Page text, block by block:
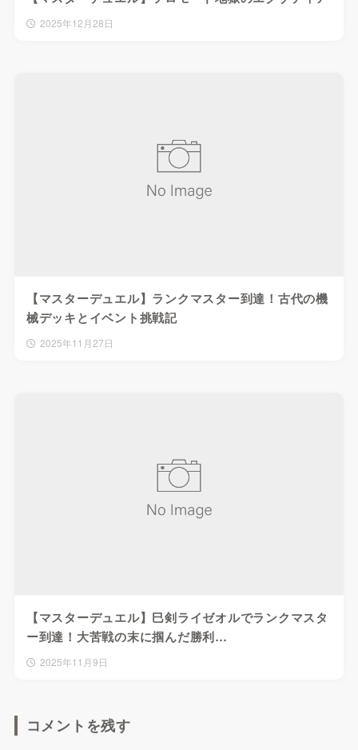
2025年12月28日
【マスターデュエル】ランクマスター到達！古代の機
械デッキとイベント挑戦記
2025年11月27日
【マスターデュエル】巳剣ライゼオルでランクマスタ
ー到達！大苦戦の末に掴んだ勝利…
2025年11月9日
コメントを残す